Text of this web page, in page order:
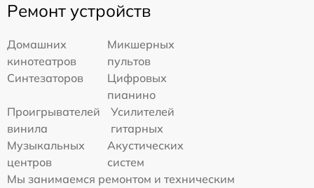
Ремонт устройств
Домашних
кинотеатров
Микшерных
пультов
Синтезаторов
Цифровых
пианино
Проигрывателей
винила
Усилителей
гитарных
Музыкальных
центров
Акустических
систем
Мы занимаемся ремонтом и техническим